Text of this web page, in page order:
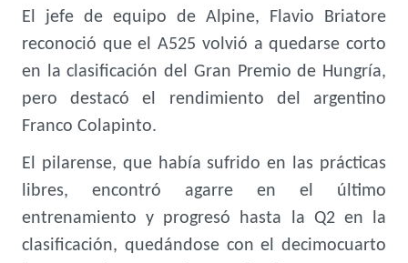
El jefe de equipo de Alpine, Flavio Briatore
reconoció que el A525 volvió a quedarse corto
en la clasificación del Gran Premio de Hungría,
pero destacó el rendimiento del argentino
Franco Colapinto.
El pilarense, que había sufrido en las prácticas
libres, encontró agarre en el último
entrenamiento y progresó hasta la Q2 en la
clasificación, quedándose con el decimocuarto